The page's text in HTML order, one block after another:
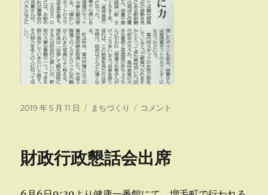
投
2019 年 5 月 11 日
カ
ー
まちづくり
本
新
コメント
財政行政懇話会出席